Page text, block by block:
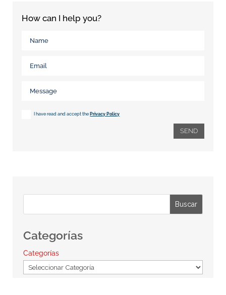
How can I help you?
I have read and accept the Privacy Policy
SEND
Buscar
Categorías
Categorías